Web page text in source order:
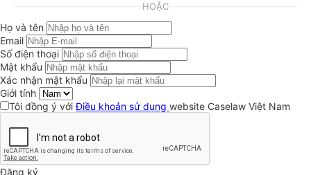
HOẶC
Họ và tên
Email
Số điện thoại
Mật khẩu
Xác nhận mật khẩu
Giới tính
Tôi đồng ý vớiĐiều khoản sử dụng website Caselaw Việt Nam
Đăng ký